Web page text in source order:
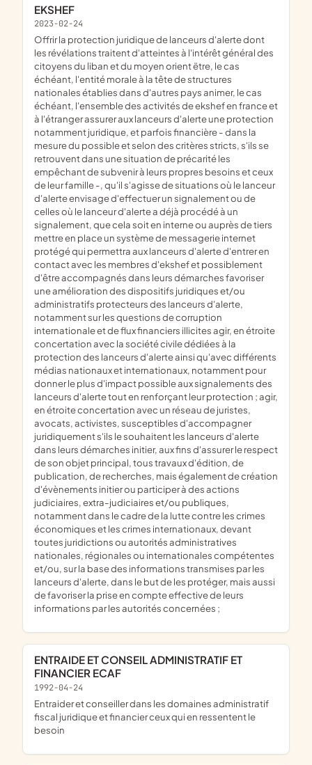
EKSHEF
2023-02-24
offrir la protection juridique de lanceurs d'alerte dont
les révélations traitent d'atteintes à l'intérêt général des
citoyens du liban et du moyen orient ëtre, le cas
échéant, l'entité morale à la tête de structures
nationales établies dans d'autres pays animer, le cas
échéant, l'ensemble des activités de ekshef en france et
à l'étranger assurer aux lanceurs d'alerte une protection
notamment juridique, et parfois financière - dans la
mesure du possible et selon des critères stricts, s'ils se
retrouvent dans une situation de précarité les
empêchant de subvenir à leurs propres besoins et ceux
de leur famille -, qu'il s'agisse de situations où le lanceur
d'alerte envisage d'effectuer un signalement ou de
celles où le lanceur d'alerte a déjà procédé à un
signalement, que cela soit en interne ou auprès de tiers
mettre en place un système de messagerie internet
protégé qui permettra aux lanceurs d'alerte d'entrer en
contact avec les membres d'ekshef et possiblement
d'être accompagnés dans leurs démarches favoriser
une amélioration des dispositifs juridiques et/ou
administratifs protecteurs des lanceurs d'alerte,
notamment sur les questions de corruption
internationale et de flux financiers illicites agir, en étroite
concertation avec la société civile dédiées à la
protection des lanceurs d'alerte ainsi qu'avec différents
médias nationaux et internationaux, notamment pour
donner le plus d'impact possible aux signalements des
lanceurs d'alerte tout en renforçant leur protection ; agir,
en étroite concertation avec un réseau de juristes,
avocats, activistes, susceptibles d'accompagner
juridiquement s'ils le souhaitent les lanceurs d'alerte
dans leurs démarches initier, aux fins d'assurer le respect
de son objet principal, tous travaux d'édition, de
publication, de recherches, mais également de création
d'évènements initier ou participer à des actions
judiciaires, extra-judiciaires et/ou publiques,
notamment dans le cadre de la lutte contre les crimes
économiques et les crimes internationaux, devant
toutes juridictions ou autorités administratives
nationales, régionales ou internationales compétentes
et/ou, sur la base des informations transmises par les
lanceurs d'alerte, dans le but de les protéger, mais aussi
de favoriser la prise en compte effective de leurs
informations par les autorités concernées ;
ENTRAIDE ET CONSEIL ADMINISTRATIF ET
FINANCIER ECAF
1992-04-24
entraider et conseiller dans les domaines administratif
fiscal juridique et financier ceux qui en ressentent le
besoin